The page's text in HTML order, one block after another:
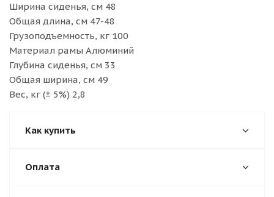
Ширина сиденья, см 48
Общая длина, см 47-48
Грузоподъемность, кг 100
Материал рамы Алюминий
Глубина сиденья, см 33
Общая ширина, см 49
Вес, кг (± 5%) 2,8
Как купить
Оплата